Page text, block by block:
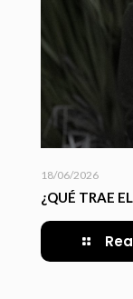
18/06/2026
¿QUÉ TRAE